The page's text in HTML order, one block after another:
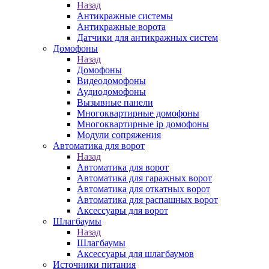
Назад
Антикражные системы
Антикражные ворота
Датчики для антикражных систем
Домофоны
Назад
Домофоны
Видеодомофоны
Аудиодомофоны
Вызывные панели
Многоквартирные домофоны
Многоквартирные ip домофоны
Модули сопряжения
Автоматика для ворот
Назад
Автоматика для ворот
Автоматика для гаражных ворот
Автоматика для откатных ворот
Автоматика для распашных ворот
Аксессуары для ворот
Шлагбаумы
Назад
Шлагбаумы
Аксессуары для шлагбаумов
Источники питания